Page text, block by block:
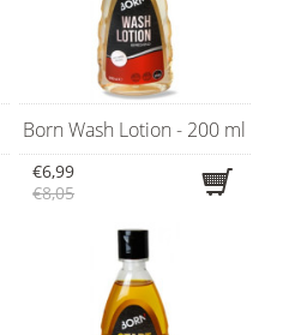
Born Wash Lotion - 200 ml
€6,99
€8,05